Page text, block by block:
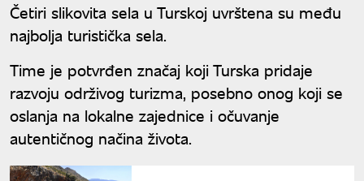
Četiri slikovita sela u Turskoj uvrštena su među
najbolja turistička sela.
Time je potvrđen značaj koji Turska pridaje
razvoju održivog turizma, posebno onog koji se
oslanja na lokalne zajednice i očuvanje
autentičnog načina života.